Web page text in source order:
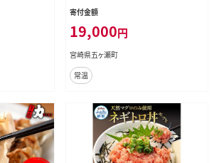
寄付金額
19,000円
宮崎県五ヶ瀬町
常温